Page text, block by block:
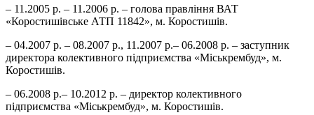
– 11.2005 р. – 11.2006 р. – голова правління ВАТ
«Коростишівське АТП 11842», м. Коростишів.
– 04.2007 р. – 08.2007 р., 11.2007 р.– 06.2008 р. – заступник
директора колективного підприємства «Міськрембуд», м.
Коростишів.
– 06.2008 р.– 10.2012 р. – директор колективного
підприємства «Міськрембуд», м. Коростишів.